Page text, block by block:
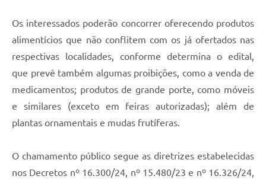
Os interessados poderão concorrer oferecendo produtos
alimentícios que não conflitem com os já ofertados nas
respectivas localidades, conforme determina o edital,
que prevê também algumas proibições, como a venda de
medicamentos; produtos de grande porte, como móveis
e similares (exceto em feiras autorizadas); além de
plantas ornamentais e mudas frutíferas.
O chamamento público segue as diretrizes estabelecidas
nos Decretos nº 16.300/24, nº 15.480/23 e nº 16.326/24,